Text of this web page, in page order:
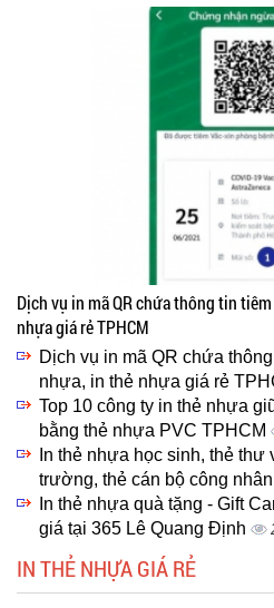
Dịch vụ in mã QR chứa thông tin
nhựa giá rẻ TPHCM
Dịch vụ in mã QR chứa
nhựa, in thẻ nhựa giá rẻ
Top 10 công ty in thẻ nhựa
bằng thẻ nhựa PVC TPHCM
In thẻ nhựa học sinh, thẻ thư
trường, thẻ cán bộ công
In thẻ nhựa quà tặng - Gift
giá tại 365 Lê Quang Định
IN THẺ NHỰA GIÁ RẺ